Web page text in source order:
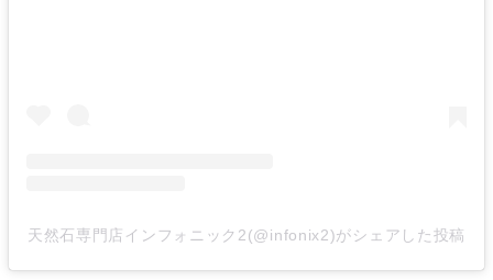
天然石専門店インフォニック2(@infonix2)がシェアした投稿